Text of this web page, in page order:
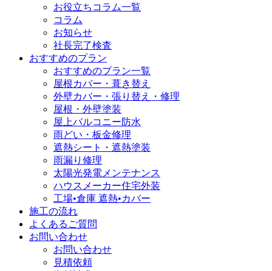
お役立ちコラム一覧
コラム
お知らせ
社長完了検査
おすすめのプラン
おすすめのプラン一覧
屋根カバー・葺き替え
外壁カバー・張り替え・修理
屋根・外壁塗装
屋上バルコニー防水
雨どい・板金修理
遮熱シート・遮熱塗装
雨漏り修理
太陽光発電メンテナンス
ハウスメーカー住宅外装
工場•倉庫 遮熱•カバー
施工の流れ
よくあるご質問
お問い合わせ
お問い合わせ
見積依頼